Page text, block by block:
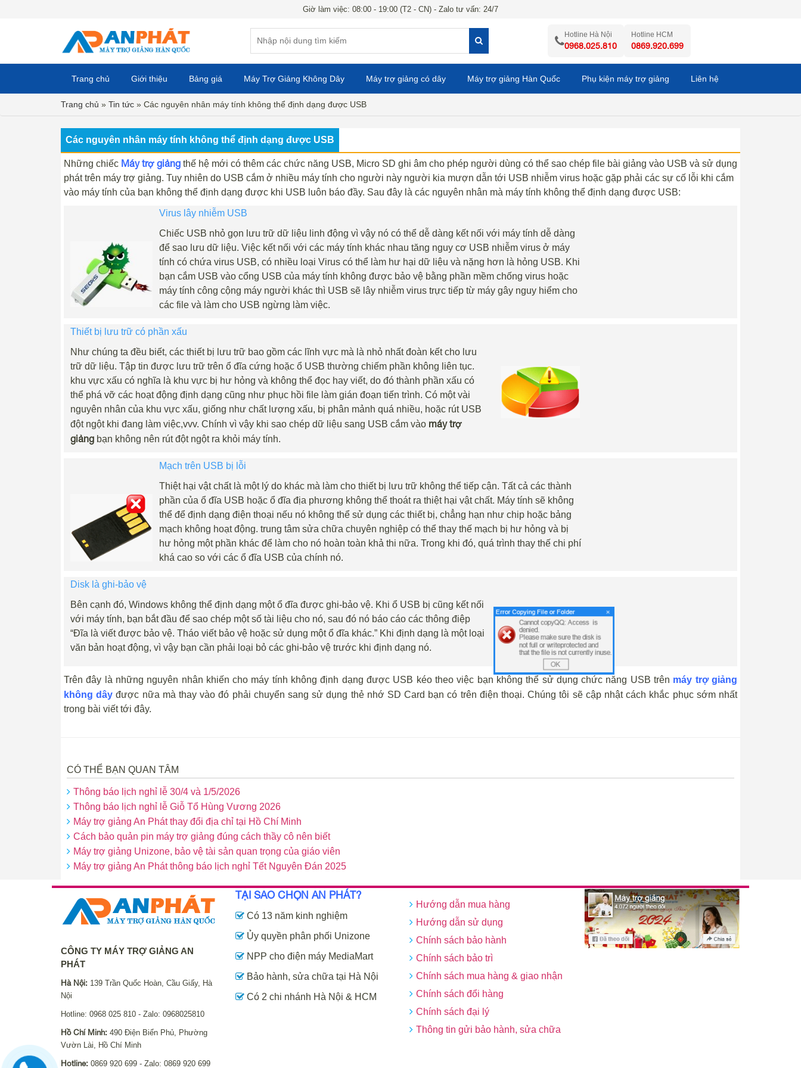
Giờ làm việc: 08:00 - 19:00 (T2 - CN) - Zalo tư vấn: 24/7
Hotline Hà Nội
0968.025.810
Hotline HCM
0869.920.699
Trang chủ Giới thiệu Bảng giá Máy Trợ Giảng Không Dây Máy trợ giảng có dây Máy trợ giảng Hàn Quốc Phụ kiện máy trợ giảng Liên hệ
Trang chủ » Tin tức » Các nguyên nhân máy tính không thể định dạng được USB
Các nguyên nhân máy tính không thể định dạng được USB
Những chiếc Máy trợ giảng thế hệ mới có thêm các chức năng USB, Micro SD ghi âm cho phép người dùng có thể sao chép file bài giảng vào USB và sử dụng
phát trên máy trợ giảng. Tuy nhiên do USB cắm ở nhiều máy tính cho người này người kia mượn dẫn tới USB nhiễm virus hoặc gặp phải các sự cố lỗi khi cắm
vào máy tính của bạn không thể định dạng được khi USB luôn báo đầy. Sau đây là các nguyên nhân mà máy tính không thể định dạng được USB:
Virus lây nhiễm USB
Chiếc USB nhỏ gọn lưu trữ dữ liệu linh động vì vậy nó có thể dễ dàng kết nối với máy tính dễ dàng
để sao lưu dữ liệu. Việc kết nối với các máy tính khác nhau tăng nguy cơ USB nhiễm virus ở máy
tính có chứa virus USB, có nhiều loại Virus có thể làm hư hại dữ liệu và nặng hơn là hỏng USB. Khi
bạn cắm USB vào cổng USB của máy tính không được bảo vệ bằng phần mềm chống virus hoặc
máy tính công cộng máy người khác thì USB sẽ lây nhiễm virus trực tiếp từ máy gây nguy hiểm cho
các file và làm cho USB ngừng làm việc.
Thiết bị lưu trữ có phần xấu
Như chúng ta đều biết, các thiết bị lưu trữ bao gồm các lĩnh vực mà là nhỏ nhất đoàn kết cho lưu
trữ dữ liệu. Tập tin được lưu trữ trên ổ đĩa cứng hoặc ổ USB thường chiếm phần không liên tục.
khu vực xấu có nghĩa là khu vực bị hư hỏng và không thể đọc hay viết, do đó thành phần xấu có
thể phá vỡ các hoạt động định dạng cũng như phục hồi file làm gián đoạn tiến trình. Có một vài
nguyên nhân của khu vực xấu, giống như chất lượng xấu, bị phân mảnh quá nhiều, hoặc rút USB
đột ngột khi đang làm việc,vvv. Chính vì vậy khi sao chép dữ liệu sang USB cắm vào máy trợ
giảng bạn không nên rút đột ngột ra khỏi máy tính.
Mạch trên USB bị lỗi
Thiệt hại vật chất là một lý do khác mà làm cho thiết bị lưu trữ không thể tiếp cận. Tất cả các thành
phần của ổ đĩa USB hoặc ổ đĩa địa phương không thể thoát ra thiệt hại vật chất. Máy tính sẽ không
thể để định dạng điện thoại nếu nó không thể sử dụng các thiết bị, chẳng hạn như chip hoặc bảng
mạch không hoạt động. trung tâm sửa chữa chuyên nghiệp có thể thay thế mạch bị hư hỏng và bị
hư hỏng một phần khác để làm cho nó hoàn toàn khả thi nữa. Trong khi đó, quá trình thay thế chi phí
khá cao so với các ổ đĩa USB của chính nó.
Disk là ghi-bảo vệ
Bên cạnh đó, Windows không thể định dạng một ổ đĩa được ghi-bảo vệ. Khi ổ USB bị cũng kết nối
với máy tính, bạn bắt đầu để sao chép một số tài liệu cho nó, sau đó nó báo cáo các thông điệp
“Đĩa là viết được bảo vệ. Tháo viết bảo vệ hoặc sử dụng một ổ đĩa khác.” Khi định dạng là một loại
văn bản hoạt động, vì vậy bạn cần phải loại bỏ các ghi-bảo vệ trước khi định dạng nó.
Trên đây là những nguyên nhân khiến cho máy tính không định dạng được USB kéo theo việc bạn không thể sử dụng chức năng USB trên máy trợ giảng
không dây được nữa mà thay vào đó phải chuyển sang sử dụng thẻ nhớ SD Card bạn có trên điện thoại. Chúng tôi sẽ cập nhật cách khắc phục sớm nhất
trong bài viết tới đây.
CÓ THỂ BẠN QUAN TÂM
Thông báo lịch nghỉ lễ 30/4 và 1/5/2026
Thông báo lịch nghỉ lễ Giỗ Tổ Hùng Vương 2026
Máy trợ giảng An Phát thay đổi địa chỉ tại Hồ Chí Minh
Cách bảo quản pin máy trợ giảng đúng cách thầy cô nên biết
Máy trợ giảng Unizone, bảo vệ tài sản quan trọng của giáo viên
Máy trợ giảng An Phát thông báo lịch nghỉ Tết Nguyên Đán 2025
CÔNG TY MÁY TRỢ GIẢNG AN
PHÁT
Hà Nội: 139 Trần Quốc Hoàn, Cầu Giấy, Hà
Nội
Hotline: 0968 025 810 - Zalo: 0968025810
Hồ Chí Minh: 490 Điện Biển Phủ, Phường
Vườn Lài, Hồ Chí Minh
Hotline: 0869 920 699 - Zalo: 0869 920 699
TẠI SAO CHỌN AN PHÁT?
Có 13 năm kinh nghiệm
Ủy quyền phân phối Unizone
NPP cho điện máy MediaMart
Bảo hành, sửa chữa tại Hà Nội
Có 2 chi nhánh Hà Nội & HCM
Hướng dẫn mua hàng
Hướng dẫn sử dụng
Chính sách bảo hành
Chính sách bảo trì
Chính sách mua hàng & giao nhận
Chính sách đổi hàng
Chính sách đại lý
Thông tin gửi bảo hành, sửa chữa